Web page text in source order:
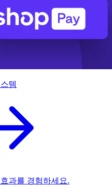
템
과를 경험하세요.